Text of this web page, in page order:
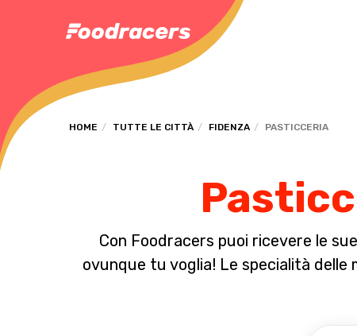
HOME TUTTE LE CITTÀ FIDENZA PASTICCERIA
Con Foodracers puoi ricevere le
ovunque tu voglia! Le specialità